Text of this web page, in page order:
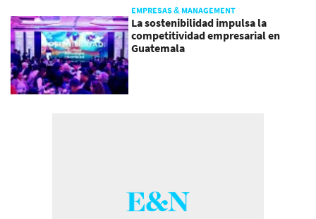
EMPRESAS & MANAGEMENT
La sostenibilidad impulsa la
competitividad empresarial en
Guatemala